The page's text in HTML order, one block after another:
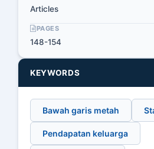
Articles
PAGES
148-154
KEYWORDS
Bawah garis metah
Pendapatan keluarga